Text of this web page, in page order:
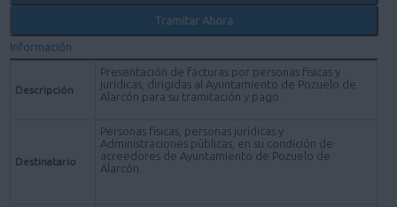
AYUDATramitar Ahora
Información
Descripción
Presentación de facturas por personas físicas y
jurídicas, dirigidas al Ayuntamiento de Pozuelo de
Alarcón para su tramitación y pago.
Destinatario
Personas físicas, personas jurídicas y
Administraciones públicas, en su condición de
acreedores de Ayuntamiento de Pozuelo de
Alarcón.